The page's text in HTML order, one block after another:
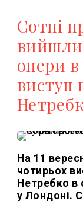
Сотні
вийшли
опери в
виступ
На 11
чотирьох
Нетребко в
у Лондоні.